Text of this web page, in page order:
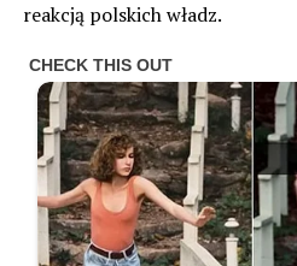
reakcją polskich władz.